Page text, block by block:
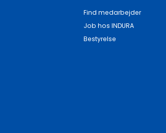
Find medarbejder
Job hos INDURA
Bestyrelse